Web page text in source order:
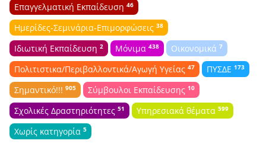
Επαγγελματική Εκπαίδευση 46
Ημερίδες-Σεμινάρια-Επιμορφώσεις 38
Ιδιωτική Εκπαίδευση 2 Μόνιμα 438 Οικονομικά 7
Πολιτιστικα/Περιβαλλοντικά/Αγωγή Υγείας 47 ΠΥΣΔΕ 173
Σημαντικό!!! 905 Σύμβουλοι Εκπαίδευσης 10
Σχολικές Δραστηριότητες 51 Υπηρεσιακά θέματα 599
Χωρίς κατηγορία 5